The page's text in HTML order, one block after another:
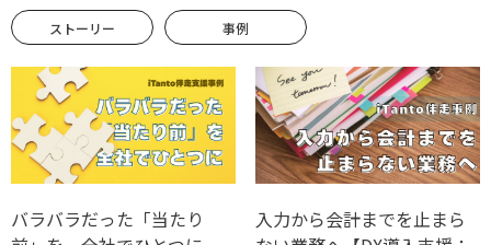
ストーリー 事例
バラバラだった「当たり
入力から会計までを止まら